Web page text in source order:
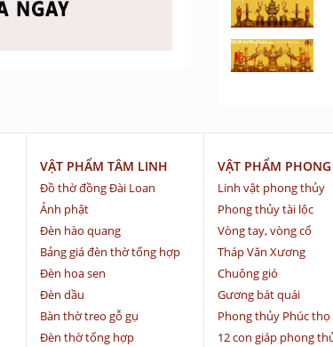
VẬT PHẨM TÂM LINH
Đồ thờ đồng Đài Loan
Ảnh phật
Đèn hào quang
Bảng giá đèn thờ tổng hợp
Đèn hoa sen
Đèn dầu
Bàn thờ treo gỗ gụ
Đèn thờ tổng hợp
VẬT PHẨM
Linh vật phong thủy
Phong thủy tài lộc
Vòng tay, vòng cổ
Tháp Văn Xương
Chuông gió
Gương bát quái
Phong thủy Phúc thọ
12 con giáp phong